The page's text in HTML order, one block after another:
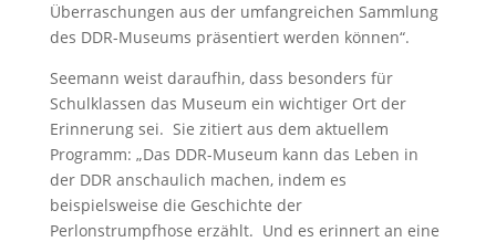
Überraschungen aus der umfangreichen Sammlung
des DDR-Museums präsentiert werden können“.
Seemann weist daraufhin, dass besonders für
Schulklassen das Museum ein wichtiger Ort der
Erinnerung sei. Sie zitiert aus dem aktuellem
Programm: „Das DDR-Museum kann das Leben in
der DDR anschaulich machen, indem es
beispielsweise die Geschichte der
Perlonstrumpfhose erzählt. Und es erinnert an eine